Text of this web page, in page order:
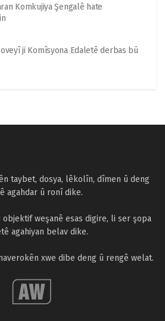
Komkujiya Şengalê hate
ji Komîsyona Edaletê derbas bû
taybet, dosya, lêkolîn, dîmen û deng
agahdar û ronî dike.
objektif weşanê esas digire, li ser şopa
agahiyan belav dike.
xwe dibe deng û rengê welat.